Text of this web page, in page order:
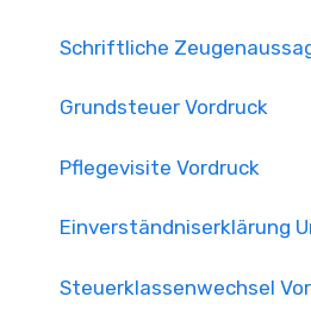
Schriftliche
Grundsteuer Vordruck
Pflegevisite Vordruck
Einverständniserklärung
Steuerklassenwechsel